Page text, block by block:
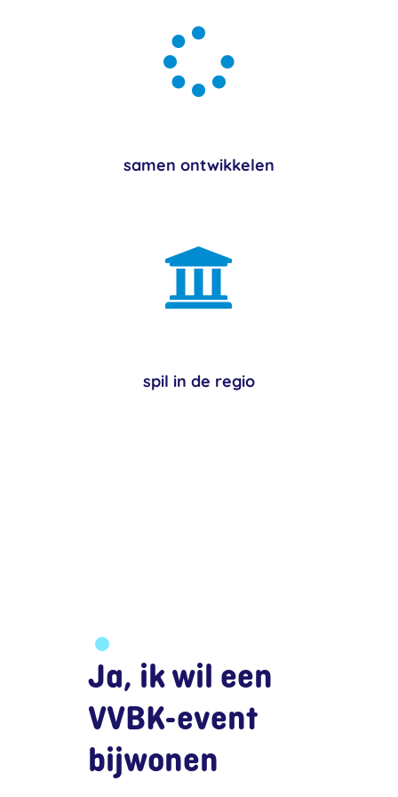

samen ontwikkelen

spil in de regio
Ja, ik wil een
VVBK-event
bijwonen